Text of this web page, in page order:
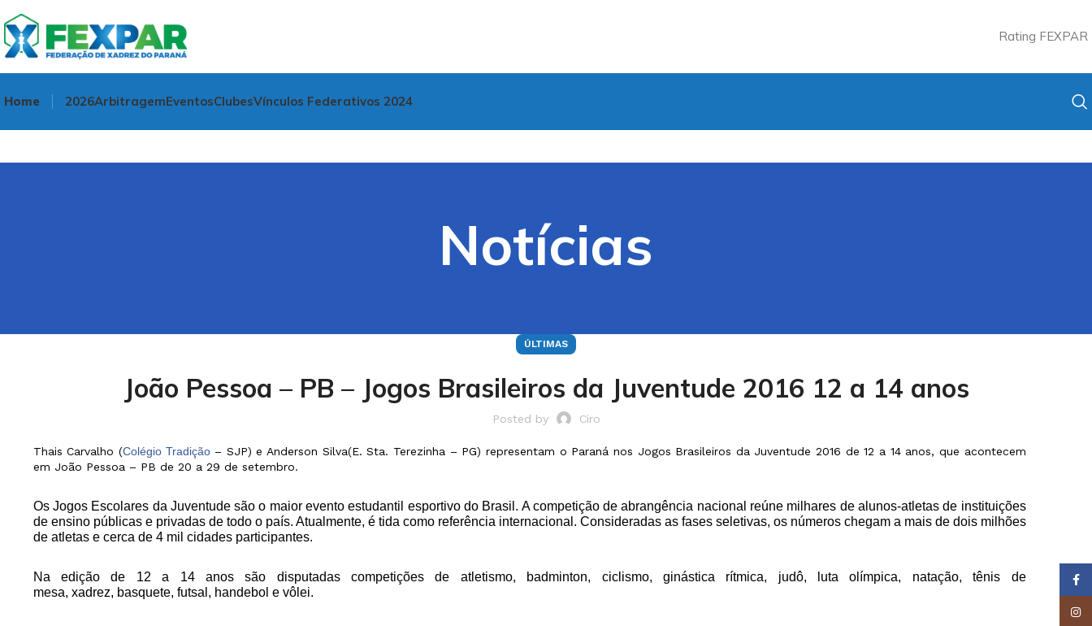
Rating FEXPAR
Home 2026ArbitragemEventosClubesVínculos Federativos 2024
Notícias
ÚLTIMAS
João Pessoa – PB – Jogos Brasileiros da Juventude 2016 12 a 14 anos
Posted by Ciro
Thais Carvalho (Colégio Tradição– SJP) e Anderson Silva(E. Sta. Terezinha – PG) representam o Paraná nos Jogos Brasileiros da Juventude 2016 de 12 a 14 anos, que acontecem
em João Pessoa – PB de 20 a 29 de setembro.
Os Jogos Escolares da Juventude são o maior evento estudantil esportivo do Brasil. A competição de abrangência nacional reúne milhares de alunos-atletas de instituições
de ensino públicas e privadas de todo o país. Atualmente, é tida como referência internacional. Consideradas as fases seletivas, os números chegam a mais de dois milhões
de atletas e cerca de 4 mil cidades participantes.
Na edição de 12 a 14 anos são disputadas competições de atletismo, badminton, ciclismo, ginástica rítmica, judô, luta olímpica, natação, tênis de
mesa, xadrez, basquete, futsal, handebol e vôlei.